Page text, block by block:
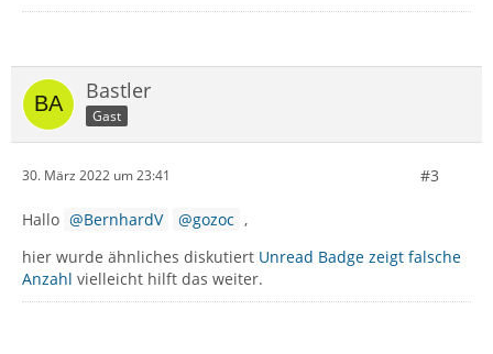
Bastler
Gast
30. März 2022 um 23:41 #3
Hallo BernhardV gozoc ,
hier wurde ähnliches diskutiert Unread Badge zeigt falsche
Anzahl vielleicht hilft das weiter.